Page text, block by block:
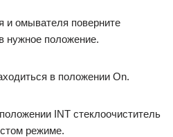
и омывателя поверните
нужное положение.
в положении On.
INT стеклоочиститель
режиме.